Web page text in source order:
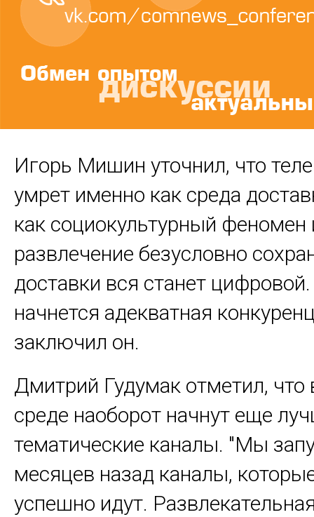
Игорь Мишин уточнил, что
умрет именно как среда
как социокультурный феномен
развлечение безусловно
доставки вся станет
начнется адекватная
заключил он.
Дмитрий Гудумак отметил, что
среде наоборот начнут еще
тематические каналы. "Мы
месяцев назад каналы,
успешно идут.